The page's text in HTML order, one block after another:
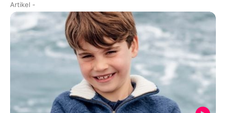
Artikel -